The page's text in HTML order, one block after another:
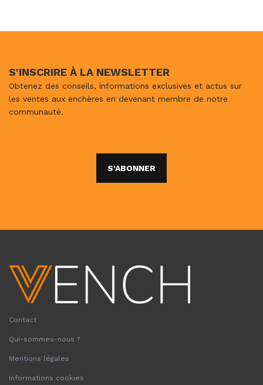
S'INSCRIRE À LA NEWSLETTER
Obtenez des conseils, informations exclusives et actus sur
les ventes aux enchères en devenant membre de notre
communauté.
S'ABONNER
Contact
Qui-sommes-nous ?
Mentions légales
Informations cookies